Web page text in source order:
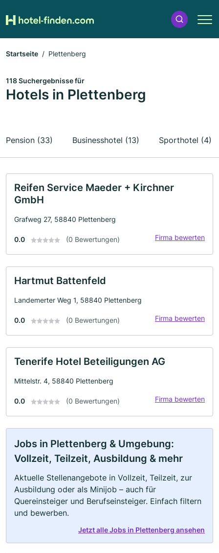
Startseite Plettenberg
118 Suchergebnisse für
Hotels in Plettenberg
Pension (33) Businesshotel (13) Sporthotel (4)
Reifen Service Maeder + Kirchner
GmbH
Grafweg 27, 58840 Plettenberg
0.0 (0 Bewertungen) Firma bewerten
Hartmut Battenfeld
Landemerter Weg 1, 58840 Plettenberg
0.0 (0 Bewertungen) Firma bewerten
Tenerife Hotel Beteiligungen AG
Mittelstr. 4, 58840 Plettenberg
0.0 (0 Bewertungen) Firma bewerten
Jobs in Plettenberg & Umgebung:
Vollzeit, Teilzeit, Ausbildung & mehr
Aktuelle Stellenangebote in Vollzeit, Teilzeit, zur
Ausbildung oder als Minijob – auch für
Quereinsteiger und Berufseinsteiger. Einfach filtern
und bewerben.
Jetzt alle Jobs in Plettenberg ansehen